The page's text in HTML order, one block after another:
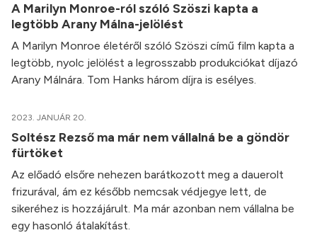
A Marilyn Monroe-ról szóló Szöszi kapta a
legtöbb Arany Málna-jelölést
A Marilyn Monroe életéről szóló Szöszi című film kapta a
legtöbb, nyolc jelölést a legrosszabb produkciókat díjazó
Arany Málnára. Tom Hanks három díjra is esélyes.
2023. JANUÁR 20.
Soltész Rezső ma már nem vállalná be a göndör
fürtöket
Az előadó elsőre nehezen barátkozott meg a dauerolt
frizurával, ám ez később nemcsak védjegye lett, de
sikeréhez is hozzájárult. Ma már azonban nem vállalna be
egy hasonló átalakítást.